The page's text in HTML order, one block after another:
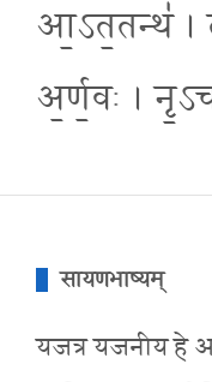
आ॒ऽत॒तन्थ॑ ।
अ॒र्ण॒वः ।
सायणभाष्यम्
यजत्र यजनीय हे